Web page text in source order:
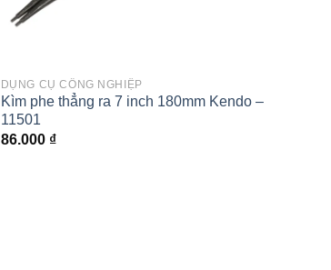
DỤNG CỤ CÔNG NGHIỆP
Kìm phe thẳng ra 7 inch 180mm Kendo –
11501
86.000 ₫